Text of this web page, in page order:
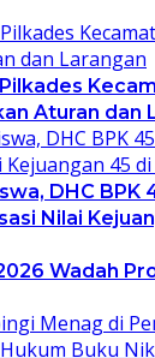
Aturan dan
DHC BPK
Nilai
Wadah